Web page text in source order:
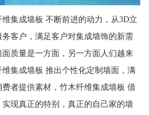
集成墙板 不断前进的动力，从3D立
客户，满足客户对集成墙饰的新需
质量是一方面，另一方面人们越来
集成墙板 推出个性化定制墙面，满
者提供素材，竹木纤维集成墙板 借
现真正的特别，真正的自己家的墙